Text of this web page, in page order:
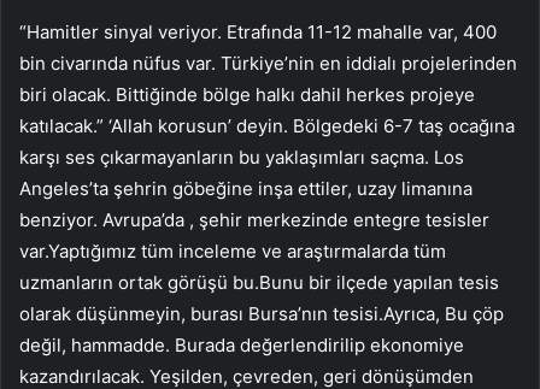
“Hamitler sinyal veriyor. Etrafında 11-12 mahalle var, 400
bin civarında nüfus var. Türkiye’nin en iddialı projelerinden
biri olacak. Bittiğinde bölge halkı dahil herkes projeye
katılacak.” ‘Allah korusun’ deyin. Bölgedeki 6-7 taş ocağına
karşı ses çıkarmayanların bu yaklaşımları saçma. Los
Angeles’ta şehrin göbeğine inşa ettiler, uzay limanına
benziyor. Avrupa’da , şehir merkezinde entegre tesisler
var.Yaptığımız tüm inceleme ve araştırmalarda tüm
uzmanların ortak görüşü bu.Bunu bir ilçede yapılan tesis
olarak düşünmeyin, burası Bursa’nın tesisi.Ayrıca, Bu çöp
değil, hammadde. Burada değerlendirilip ekonomiye
kazandırılacak. Yeşilden, çevreden, geri dönüşümden